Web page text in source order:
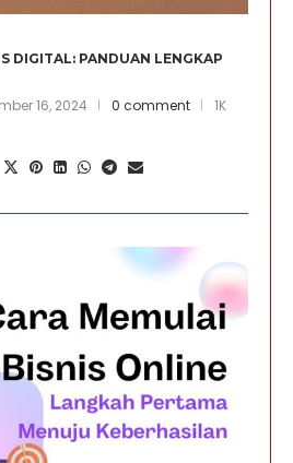
DIGITAL: PANDUAN LENGKAP
16, 2024 0 comment
1K